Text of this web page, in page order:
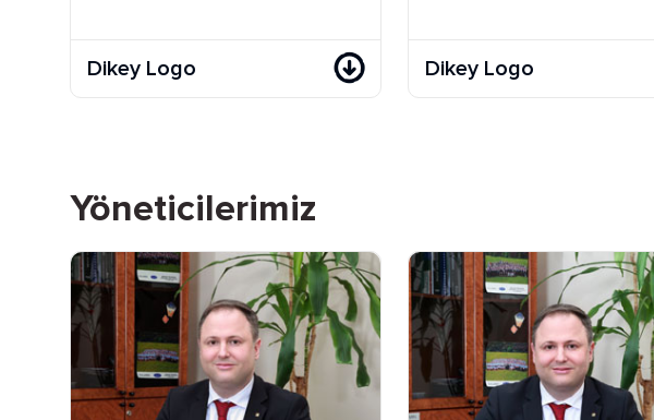
Dikey Logo Dikey Logo
Yöneticilerimiz